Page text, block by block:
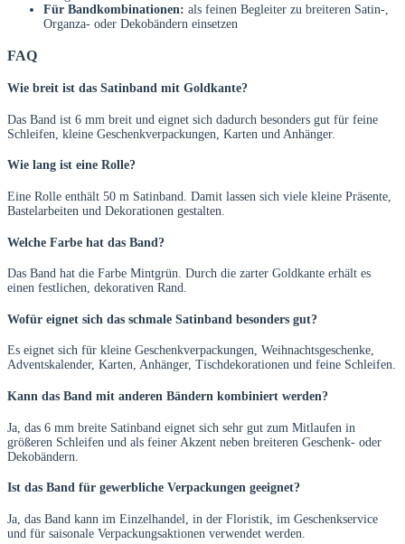
Für Bandkombinationen: als feinen Begleiter zu breiteren Satin-,
Organza- oder Dekobändern einsetzen
FAQ
Wie breit ist das Satinband mit Goldkante?
Das Band ist 6 mm breit und eignet sich dadurch besonders gut für feine
Schleifen, kleine Geschenkverpackungen, Karten und Anhänger.
Wie lang ist eine Rolle?
Eine Rolle enthält 50 m Satinband. Damit lassen sich viele kleine Präsente,
Bastelarbeiten und Dekorationen gestalten.
Welche Farbe hat das Band?
Das Band hat die Farbe Mintgrün. Durch die zarter Goldkante erhält es
einen festlichen, dekorativen Rand.
Wofür eignet sich das schmale Satinband besonders gut?
Es eignet sich für kleine Geschenkverpackungen, Weihnachtsgeschenke,
Adventskalender, Karten, Anhänger, Tischdekorationen und feine Schleifen.
Kann das Band mit anderen Bändern kombiniert werden?
Ja, das 6 mm breite Satinband eignet sich sehr gut zum Mitlaufen in
größeren Schleifen und als feiner Akzent neben breiteren Geschenk- oder
Dekobändern.
Ist das Band für gewerbliche Verpackungen geeignet?
Ja, das Band kann im Einzelhandel, in der Floristik, im Geschenkservice
und für saisonale Verpackungsaktionen verwendet werden.